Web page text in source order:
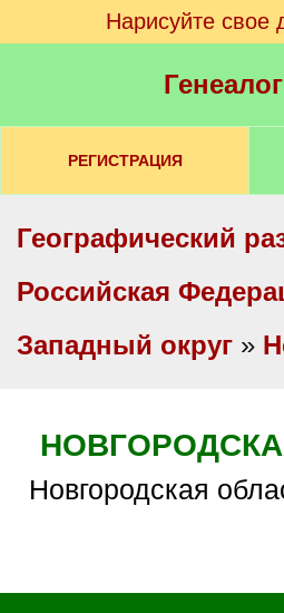
Нарисуйте свое
РЕГИСТРАЦИЯ
Географический
Российская
Западный округ »
Новгородская область и губерния - ДИАЛОГОВАЯ